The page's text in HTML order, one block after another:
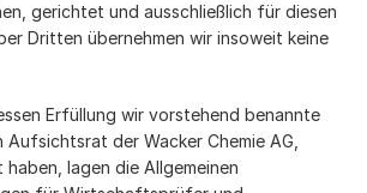
gerichtet und ausschließlich für diesen
Dritten übernehmen wir insoweit keine
Erfüllung wir vorstehend benannte
der Wacker Chemie AG,
lagen die Allgemeinen